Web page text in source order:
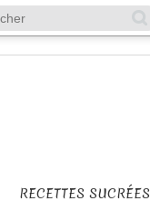
RECETTES SUCRÉES